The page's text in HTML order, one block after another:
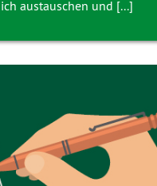
austauschen und [...]